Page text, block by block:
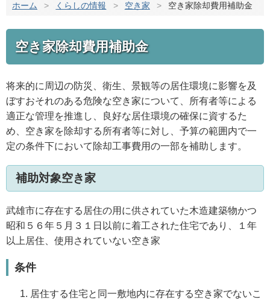
ホーム > くらしの情報 > 空き家 > 空き家除却費用補助金
空き家除却費用補助金
将来的に周辺の防災、衛生、景観等の居住環境に影響を及
ぼすおそれのある危険な空き家について、所有者等による
適正な管理を推進し、良好な居住環境の確保に資するた
め、空き家を除却する所有者等に対し、予算の範囲内で一
定の条件下において除却工事費用の一部を補助します。
補助対象空き家
武雄市に存在する居住の用に供されていた木造建築物かつ
昭和５６年５月３１日以前に着工された住宅であり、１年
以上居住、使用されていない空き家
条件
居住する住宅と同一敷地内に存在する空き家でないこ